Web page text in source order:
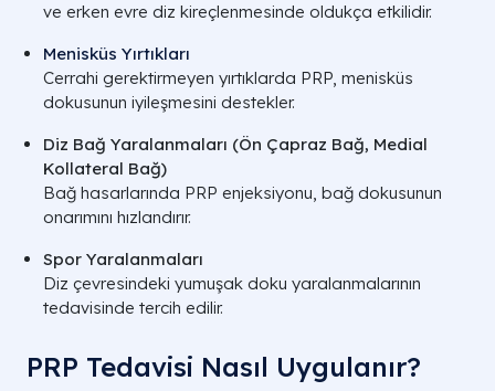
ve erken evre diz kireçlenmesinde oldukça etkilidir.
Menisküs Yırtıkları
Cerrahi gerektirmeyen yırtıklarda PRP, menisküs
dokusunun iyileşmesini destekler.
Diz Bağ Yaralanmaları (Ön Çapraz Bağ, Medial
Kollateral Bağ)
Bağ hasarlarında PRP enjeksiyonu, bağ dokusunun
onarımını hızlandırır.
Spor Yaralanmaları
Diz çevresindeki yumuşak doku yaralanmalarının
tedavisinde tercih edilir.
PRP Tedavisi Nasıl Uygulanır?